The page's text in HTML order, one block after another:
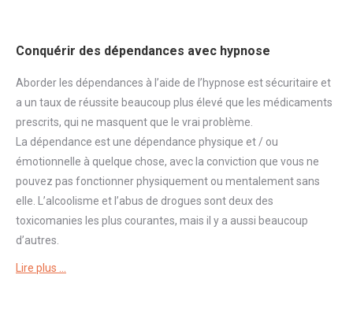
Conquérir des dépendances avec hypnose
Aborder les dépendances à l’aide de l’hypnose est sécuritaire et
a un taux de réussite beaucoup plus élevé que les médicaments
prescrits, qui ne masquent que le vrai problème.
La dépendance est une dépendance physique et / ou
émotionnelle à quelque chose, avec la conviction que vous ne
pouvez pas fonctionner physiquement ou mentalement sans
elle. L’alcoolisme et l’abus de drogues sont deux des
toxicomanies les plus courantes, mais il y a aussi beaucoup
d’autres.
Lire plus …